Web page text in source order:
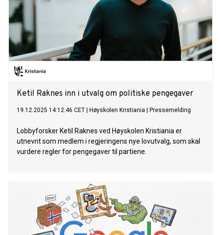
Ketil Raknes inn i utvalg om politiske pengegaver
19.12.2025 14:12:46 CET Høyskolen Kristiania Pressemelding
Lobbyforsker Ketil Raknes ved Høyskolen Kristiania er
utnevnt som medlem i regjeringens nye lovutvalg, som skal
vurdere regler for pengegaver til partiene.